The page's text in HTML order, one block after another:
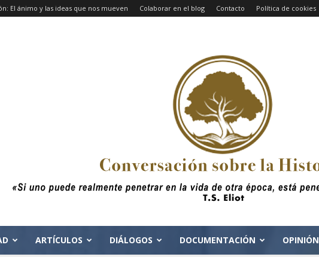
El ánimo y las ideas que nos mueven Colaborar en el blog Contacto Política de cookies
ARTÍCULOS DIÁLOGOS DOCUMENTACIÓN OPINIÓN